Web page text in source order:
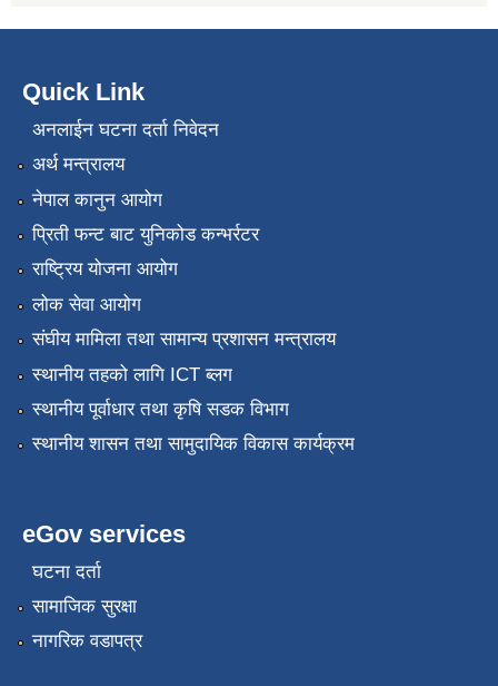
Quick Link
अनलाईन घटना दर्ता निवेदन
अर्थ मन्त्रालय
नेपाल कानुन आयोग
प्रिती फन्ट बाट युनिकोड कन्भर्रटर
राष्ट्रिय योजना आयोग
लोक सेवा आयोग
संघीय मामिला तथा सामान्य प्रशासन मन्त्रालय
स्थानीय तहको लागि ICT ब्लग
स्थानीय पूर्वाधार तथा कृषि सडक विभाग
स्थानीय शासन तथा सामुदायिक विकास कार्यक्रम
eGov services
घटना दर्ता
सामाजिक सुरक्षा
नागरिक वडापत्र